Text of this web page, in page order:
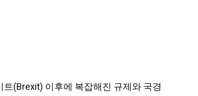
(Brexit) 이후에 복잡해진 규제와 국경